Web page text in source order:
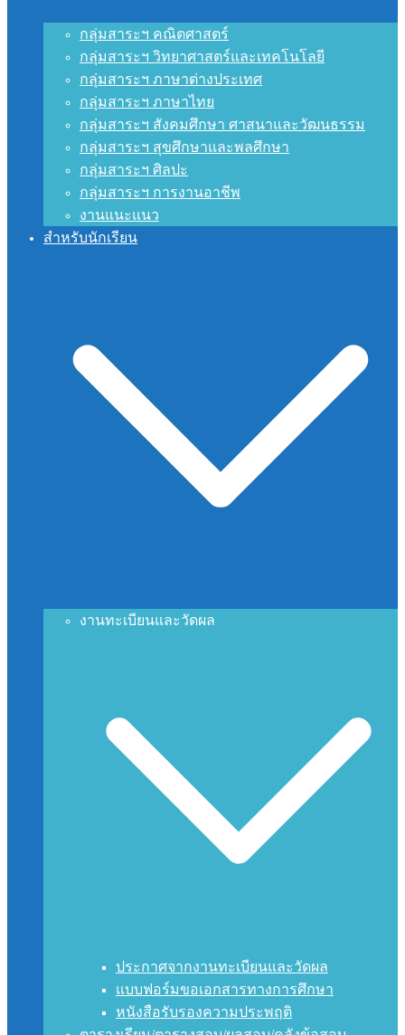
กลุ่มสาระฯ คณิตศาสตร์
กลุ่มสาระฯ วิทยาศาสตร์และเทคโนโลยี
กลุ่มสาระฯ ภาษาต่างประเทศ
กลุ่มสาระฯ ภาษาไทย
กลุ่มสาระฯ สังคมศึกษา ศาสนาและวัฒนธรรม
กลุ่มสาระฯ สุขศึกษาและพลศึกษา
กลุ่มสาระฯ ศิลปะ
กลุ่มสาระฯ การงานอาชีพ
งานแนะแนว
สำหรับนักเรียน
งานทะเบียนและวัดผล
ประกาศจากงานทะเบียนและวัดผล
แบบฟอร์มขอเอกสารทางการศึกษา
หนังสือรับรองความประพฤติ